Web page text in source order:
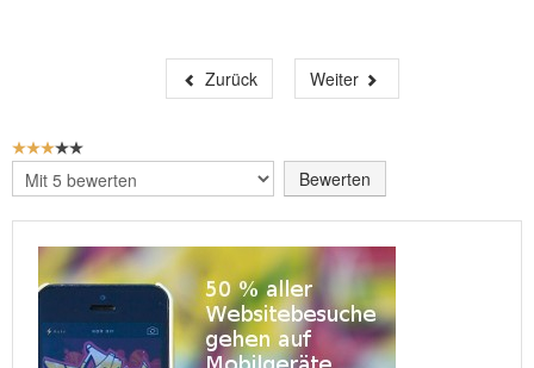
Zurück Weiter
BEWERTUNG:
Bitte
bewerten